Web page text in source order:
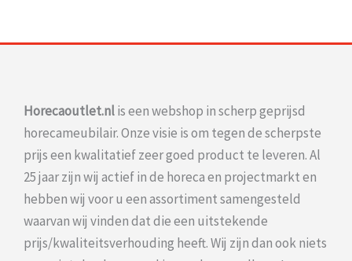
Horecaoutlet.nlis een webshop in scherp geprijsd
horecameubilair. Onze visie is om tegen de scherpste
prijs een kwalitatief zeer goed product te leveren. Al
25 jaar zijn wij actief in de horeca en projectmarkt en
hebben wij voor u een assortiment samengesteld
waarvan wij vinden dat die een uitstekende
prijs/kwaliteitsverhouding heeft. Wij zijn dan ook niets